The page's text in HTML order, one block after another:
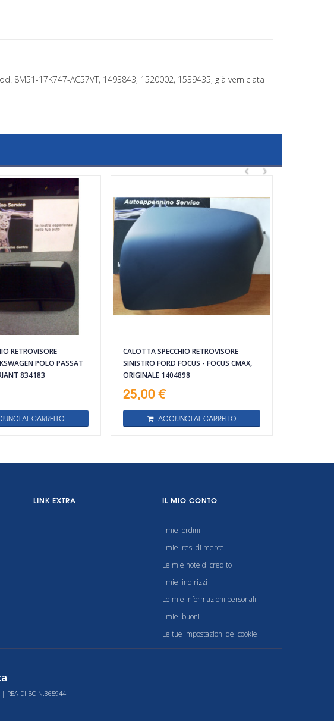
17K747-AC57VT, 1493843, 1520002, 1539435, già verniciata
‹ ›
RETROVISORE
POLO PASSAT
834183
AL CARRELLO
CALOTTA SPECCHIO RETROVISORE
SINISTRO FORD FOCUS - FOCUS CMAX,
ORIGINALE 1404898
25,00 €
AGGIUNGI AL CARRELLO
LINK EXTRA IL MIO CONTO
I miei ordini
I miei resi di merce
Le mie note di credito
I miei indirizzi
Le mie informazioni personali
I miei buoni
Le tue impostazioni dei cookie
REA DI BO N.365944